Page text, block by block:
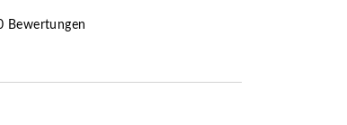
Bewertungen